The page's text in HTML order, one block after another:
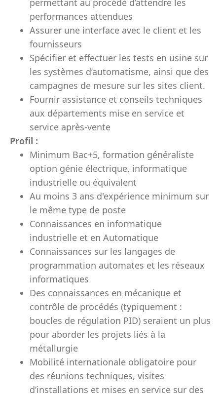
permettant au procédé d’attendre les
performances attendues
Assurer une interface avec le client et les
fournisseurs
Spécifier et effectuer les tests en usine sur
les systèmes d’automatisme, ainsi que des
campagnes de mesure sur les sites client.
Fournir assistance et conseils techniques
aux départements mise en service et
service après-vente
Profil :
Minimum Bac+5, formation généraliste
option génie électrique, informatique
industrielle ou équivalent
Au moins 3 ans d'expérience minimum sur
le même type de poste
Connaissances en informatique
industrielle et en Automatique
Connaissances sur les langages de
programmation automates et les réseaux
informatiques
Des connaissances en mécanique et
contrôle de procédés (typiquement :
boucles de régulation PID) seraient un plus
pour aborder les projets liés à la
métallurgie
Mobilité internationale obligatoire pour
des réunions techniques, visites
d’installations et mises en service sur des